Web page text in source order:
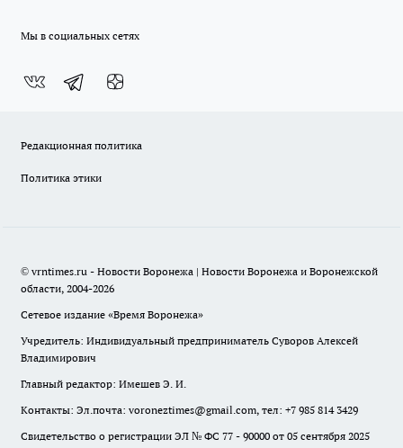
Мы в социальных сетях
Редакционная политика
Политика этики
© vrntimes.ru - Новости Воронежа | Новости Воронежа и Воронежской
области, 2004-2026
Сетевое издание «Время Воронежа»
Учредитель: Индивидуальный предприниматель Суворов Алексей
Владимирович
Главный редактор: Имешев Э. И.
Контакты: Эл.почта: voroneztimes@gmail.com, тел: +7 985 814 3429
Свидетельство о регистрации ЭЛ № ФС 77 - 90000 от 05 сентября 2025